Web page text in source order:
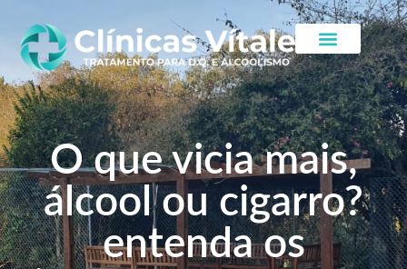
O que vicia mais,
álcool ou cigarro?
entenda os